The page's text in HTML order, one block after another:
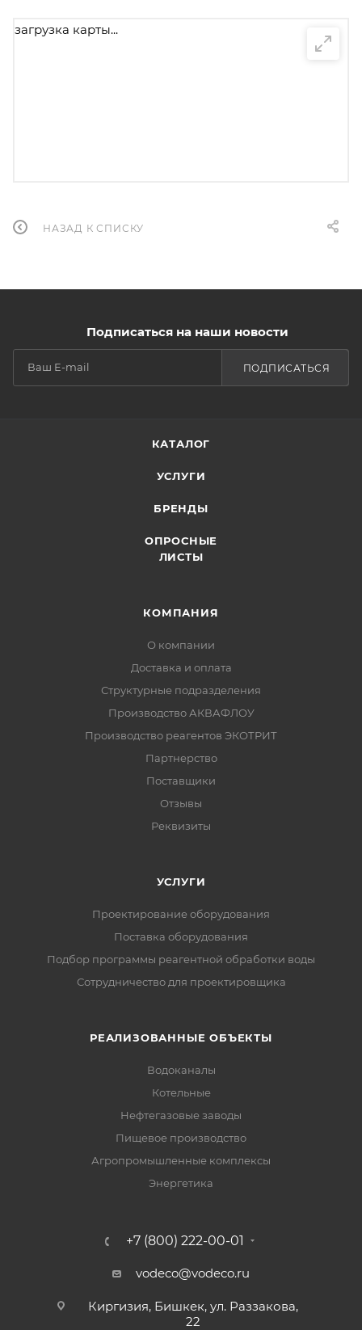
загрузка карты...
НАЗАД К СПИСКУ
Подписаться на наши новости
ПОДПИСАТЬСЯ
КАТАЛОГ
УСЛУГИ
БРЕНДЫ
ОПРОСНЫЕ
ЛИСТЫ
КОМПАНИЯ
О компании
Доставка и оплата
Структурные подразделения
Производство АКВАФЛОУ
Производство реагентов ЭКОТРИТ
Партнерство
Поставщики
Отзывы
Реквизиты
УСЛУГИ
Проектирование оборудования
Поставка оборудования
Подбор программы реагентной обработки воды
Сотрудничество для проектировщика
РЕАЛИЗОВАННЫЕ ОБЪЕКТЫ
Водоканалы
Котельные
Нефтегазовые заводы
Пищевое производство
Агропромышленные комплексы
Энергетика
+7 (800) 222-00-01
vodeco@vodeco.ru
Киргизия, Бишкек, ул. Раззакова,
22